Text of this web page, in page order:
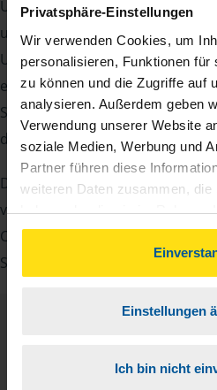
Privatsphäre-Einstellungen
Wir verwenden Cookies, um
personalisieren, Funktionen für
zu können und die Zugriffe auf
analysieren. Außerdem geben
Verwendung unserer Website
soziale Medien, Werbung und
Partner führen diese
weiteren Daten zusammen, die
haben oder die sie im Rahmen
gesammelt haben. Indem Sie
können Sie der Verwendung
unserer➔
Einstellungen
Ich bin nicht
Um Ihre Steuererklärung
unsere Beraterinnen und
Unterlagen von Ihnen. Dazu
elektronische
Steueridentifikationsnummer,
die Bescheinigung über das
Damit Sie sich gut vorbereiten
vielen Nachweise vergessen,
Checkliste für Arbeitnehmer,
Studenten sowie Rentner zur